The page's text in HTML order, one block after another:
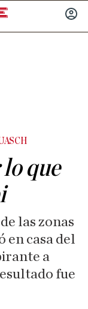
que
las zonas
en casa del
a
fue